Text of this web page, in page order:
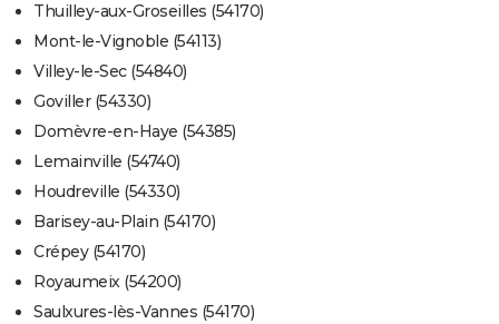
Thuilley-aux-Groseilles (54170)
Mont-le-Vignoble (54113)
Villey-le-Sec (54840)
Goviller (54330)
Domèvre-en-Haye (54385)
Lemainville (54740)
Houdreville (54330)
Barisey-au-Plain (54170)
Crépey (54170)
Royaumeix (54200)
Saulxures-lès-Vannes (54170)